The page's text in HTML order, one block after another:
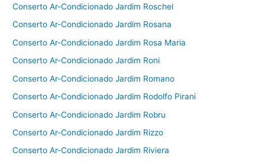
Conserto Ar-Condicionado Jardim Roschel
Conserto Ar-Condicionado Jardim Rosana
Conserto Ar-Condicionado Jardim Rosa Maria
Conserto Ar-Condicionado Jardim Roni
Conserto Ar-Condicionado Jardim Romano
Conserto Ar-Condicionado Jardim Rodolfo Pirani
Conserto Ar-Condicionado Jardim Robru
Conserto Ar-Condicionado Jardim Rizzo
Conserto Ar-Condicionado Jardim Riviera